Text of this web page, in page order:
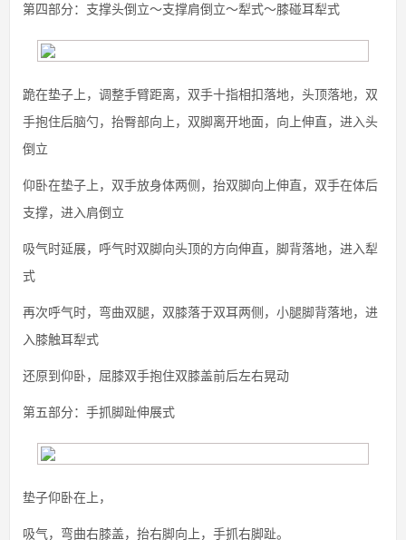
第四部分：支撑头倒立～支撑肩倒立～犁式～膝碰耳犁式
跪在垫子上，调整手臂距离，双手十指相扣落地，头顶落地，双
手抱住后脑勺，抬臀部向上，双脚离开地面，向上伸直，进入头
倒立
仰卧在垫子上，双手放身体两侧，抬双脚向上伸直，双手在体后
支撑，进入肩倒立
吸气时延展，呼气时双脚向头顶的方向伸直，脚背落地，进入犁
式
再次呼气时，弯曲双腿，双膝落于双耳两侧，小腿脚背落地，进
入膝触耳犁式
还原到仰卧，屈膝双手抱住双膝盖前后左右晃动
第五部分：手抓脚趾伸展式
垫子仰卧在上，
吸气，弯曲右膝盖，抬右脚向上，手抓右脚趾。